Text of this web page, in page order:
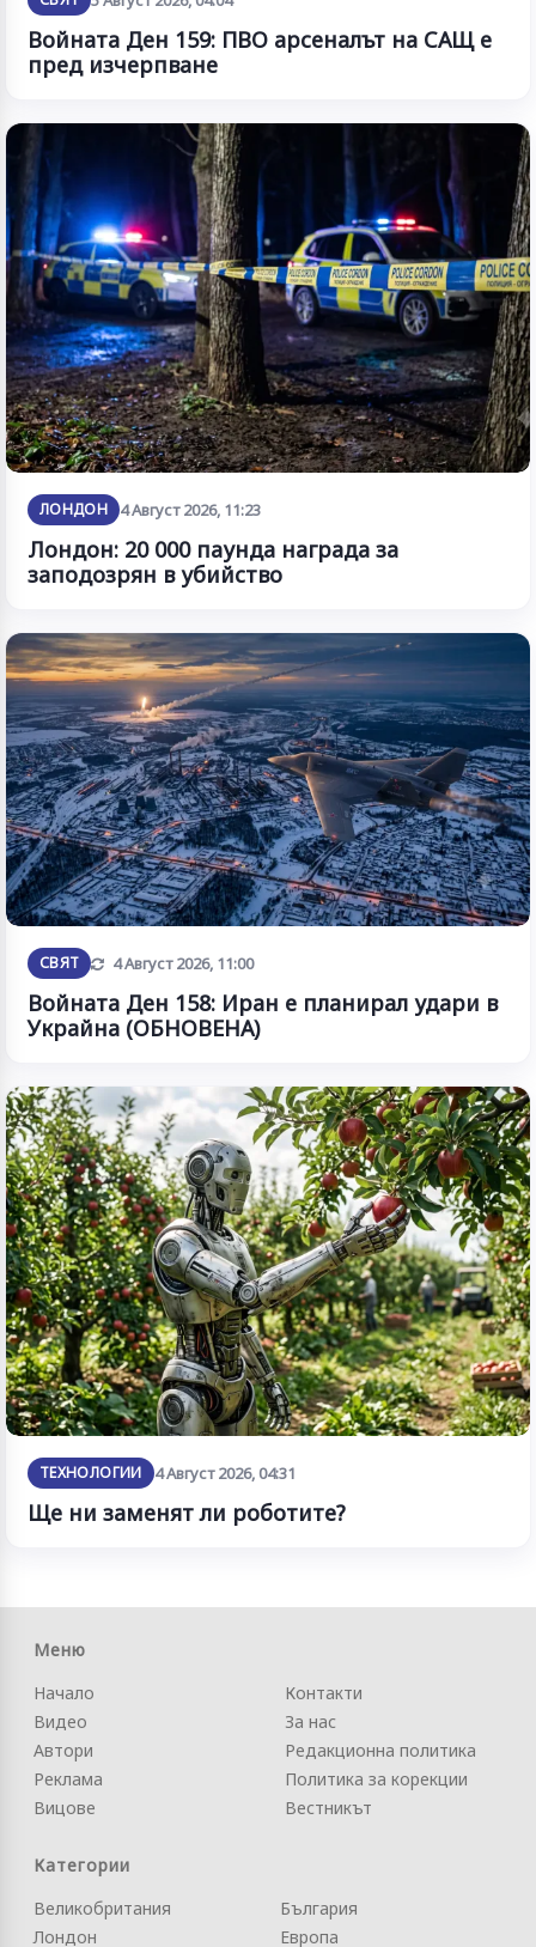
Войната Ден 159: ПВО арсеналът на САЩ е
пред изчерпване
ЛОНДОН 4 Август 2026, 11:23
Лондон: 20 000 паунда награда за
заподозрян в убийство
СВЯТ Обновена
4 Август 2026, 11:00
Войната Ден 158: Иран е планирал удари в
Украйна (ОБНОВЕНА)
ТЕХНОЛОГИИ 4 Август 2026, 04:31
Ще ни заменят ли роботите?
Меню
Начало
Видео
Автори
Реклама
Вицове
Контакти
За нас
Редакционна политика
Политика за корекции
Вестникът
Категории
Великобритания
Лондон
България
Европа